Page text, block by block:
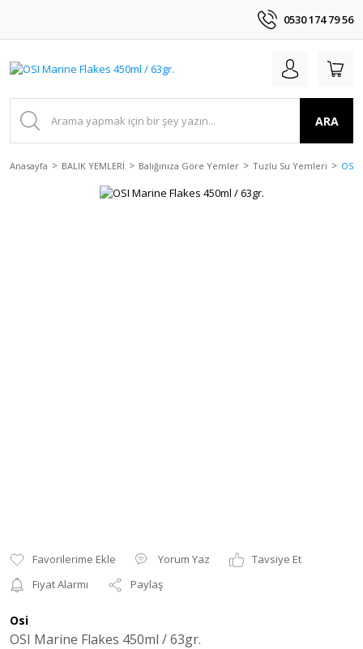
0530 174 79 56
ARA
Anasayfa BALIK YEMLERİ Balığınıza Göre Yemler Tuzlu Su Yemleri OSI
Yorum Yaz
Tavsiye Et
Fiyat Alarmı
Paylaş
Osi
OSI Marine Flakes 450ml / 63gr.